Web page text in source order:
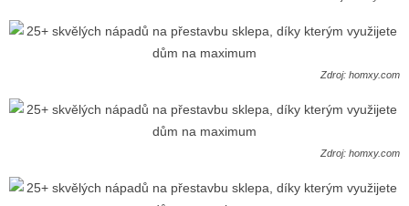
Zdroj: homxy.com
Zdroj: homxy.com